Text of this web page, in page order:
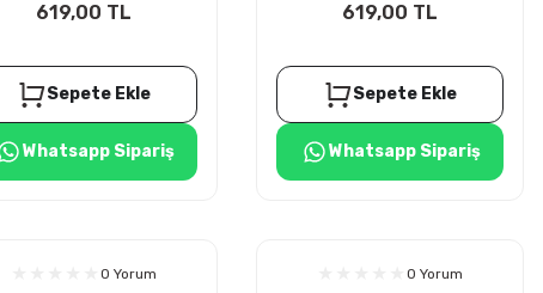
619,00 TL
Sepete Ekle
Whatsapp Sipariş
619,00 TL
Sepete Ekle
Whatsapp Sipariş
0 Yorum 0 Yorum